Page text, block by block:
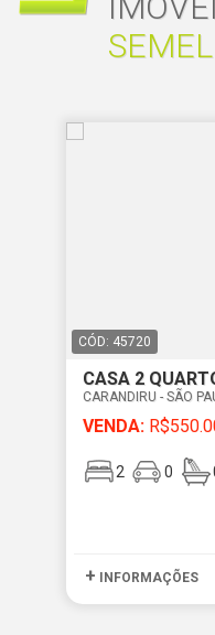
CÓD: 45720
CASA 2
CARANDIRU - SÃO
VENDA:
2 0
+ INFORMAÇÕES